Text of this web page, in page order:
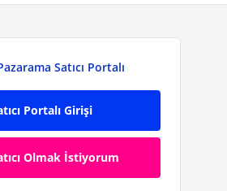
Satıcı Portalı
Portalı Girişi
Olmak İstiyorum